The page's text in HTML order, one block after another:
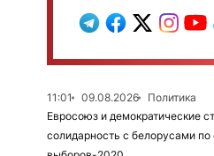
11:01 09.08.2026
Политика
Евросоюз и демократические
солидарность с белорусами